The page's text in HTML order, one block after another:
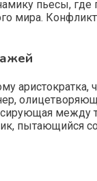
пьесы,
мира.
между
пытающийся